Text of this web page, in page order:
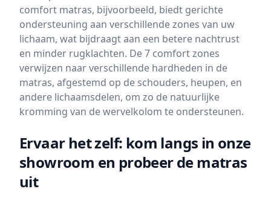
comfort matras, bijvoorbeeld, biedt gerichte
ondersteuning aan verschillende zones van uw
lichaam, wat bijdraagt aan een betere nachtrust
en minder rugklachten. De 7 comfort zones
verwijzen naar verschillende hardheden in de
matras, afgestemd op de schouders, heupen, en
andere lichaamsdelen, om zo de natuurlijke
kromming van de wervelkolom te ondersteunen.
Ervaar het zelf: kom langs in onze
showroom en probeer de matras
uit